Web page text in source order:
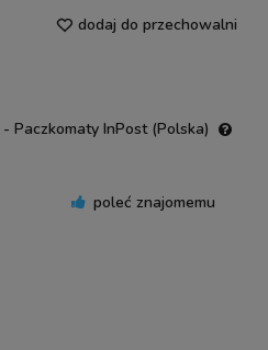
dodaj do przechowalni
- Paczkomaty InPost (Polska)
poleć znajomemu